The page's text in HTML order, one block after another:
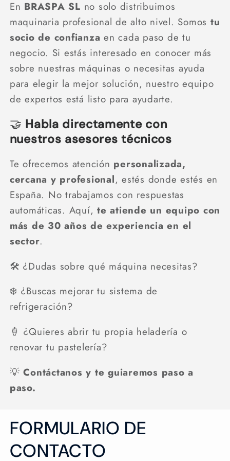
En BRASPA SL no solo distribuimos
maquinaria profesional de alto nivel. Somos tu
socio de confianza en cada paso de tu
negocio. Si estás interesado en conocer más
sobre nuestras máquinas o necesitas ayuda
para elegir la mejor solución, nuestro equipo
de expertos está listo para ayudarte.
🤝 Habla directamente con
nuestros asesores técnicos
Te ofrecemos atención personalizada,
cercana y profesional, estés donde estés en
España. No trabajamos con respuestas
automáticas. Aquí, te atiende un equipo con
más de 30 años de experiencia en el
sector.
🛠️ ¿Dudas sobre qué máquina necesitas?
❄️ ¿Buscas mejorar tu sistema de
refrigeración?
🍦 ¿Quieres abrir tu propia heladería o
renovar tu pastelería?
💡Contáctanos y te guiaremos paso a
paso.
FORMULARIO DE
CONTACTO